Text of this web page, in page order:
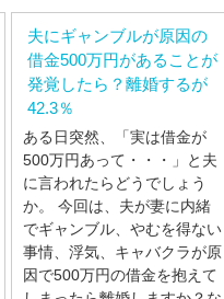
夫にギャンブルが原因の
借金500万円があることが
発覚したら？離婚するが
42.3％
ある日突然、「実は借金が
500万円あって・・・」と夫
に言われたらどうでしょう
か。 今回は、夫が妻に内緒
でギャンブル、やむを得ない
事情、浮気、キャバクラが原
因で500万円の借金を抱えて